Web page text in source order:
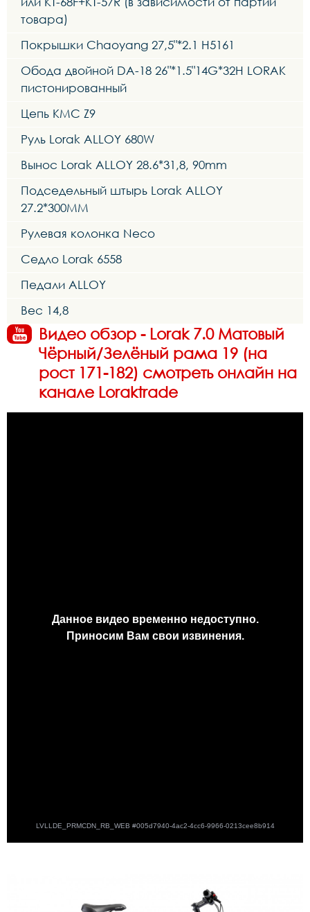
товара)
Покрышки Chaoyang 27,5"*2.1 H5161
Обода двойной DA-18 26"*1.5"14G*32H LORAK
пистонированный
Цепь KMC Z9
Руль Lorak ALLOY 680W
Вынос Lorak ALLOY 28.6*31,8, 90mm
Подседельный штырь Lorak ALLOY
27.2*300MM
Рулевая колонка Neco
Седло Lorak 6558
Педали ALLOY
Вес 14,8
Видео обзор - Lorak 7.0 Матовый
Чёрный/Зелёный рама 19 (на
рост 171-182) смотреть онлайн на
канале Loraktrade